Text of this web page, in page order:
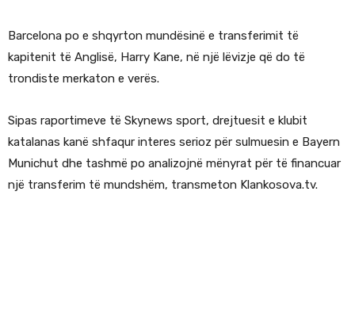
Barcelona po e shqyrton mundësinë e transferimit të
kapitenit të Anglisë, Harry Kane, në një lëvizje që do të
trondiste merkaton e verës.
Sipas raportimeve të Skynews sport, drejtuesit e klubit
katalanas kanë shfaqur interes serioz për sulmuesin e Bayern
Munichut dhe tashmë po analizojnë mënyrat për të financuar
një transferim të mundshëm, transmeton Klankosova.tv.